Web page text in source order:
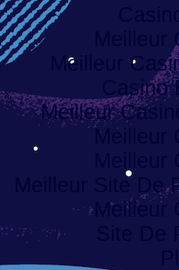
Meilleur
Meilleur
Meilleur
Meilleur Site